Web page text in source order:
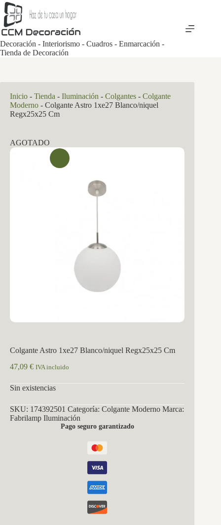
Saltar
al
contenido
Decoración - Interiorismo - Cuadros - Enmarcación -
Tienda de Decoración
Inicio - Tienda - Iluminación - Colgantes - Colgante
Moderno - Colgante Astro 1xe27 Blanco/niquel
Regx25x25 Cm
AGOTADO
Colgante Astro 1xe27 Blanco/niquel Regx25x25 Cm
47,09 € IVA incluido
Sin existencias
SKU: 174392501 Categoría: Colgante Moderno Marca:
Fabrilamp Iluminación
Pago seguro garantizado